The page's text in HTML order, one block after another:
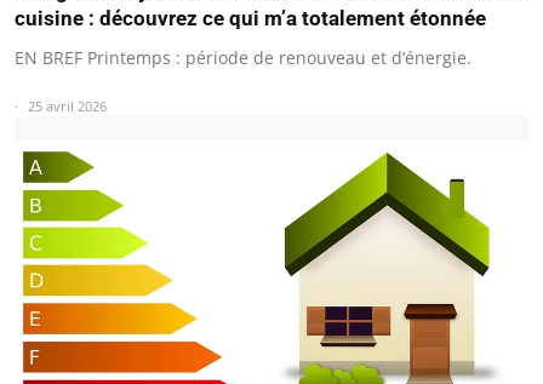
cuisine : découvrez ce qui m’a totalement étonnée
EN BREF Printemps : période de renouveau et d’énergie.
25 avril 2026